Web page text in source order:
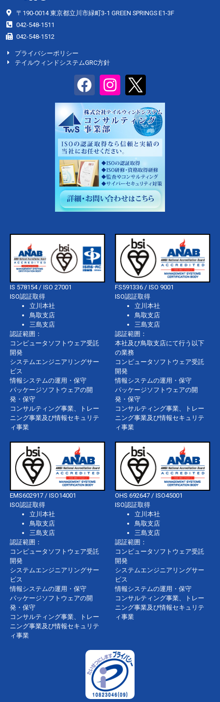
〒190-0014 東京都立川市緑町3-1 GREEN SPRINGS E1-3F
042-548-1511
042-548-1512
プライバシーポリシー
テイルウィンドシステムGRC方針
IS 578154 / ISO 27001
ISO認証取得
立川本社
鳥取支店
三島支店
認証範囲：
コンピュータソフトウェア受託
開発
システムエンジニアリングサー
ビス
情報システムの運用・保守
パッケージソフトウェアの開
発・保守
コンサルティング事業、トレー
ニング事業及び情報セキュリテ
ィ事業
FS591336 / ISO 9001
ISO認証取得
立川本社
鳥取支店
三島支店
認証範囲：
本社及び鳥取支店にて行う以下
の業務
コンピュータソフトウェア受託
開発
情報システムの運用・保守
パッケージソフトウェアの開
発・保守
コンサルティング事業、トレー
ニング事業及び情報セキュリテ
ィ事業
EMS602917 / ISO14001
ISO認証取得
立川本社
鳥取支店
三島支店
認証範囲：
コンピュータソフトウェア受託
開発
システムエンジニアリングサー
ビス
情報システムの運用・保守
パッケージソフトウェアの開
発・保守
コンサルティング事業、トレー
ニング事業及び情報セキュリテ
ィ事業
OHS 692647 / ISO45001
ISO認証取得
立川本社
鳥取支店
三島支店
認証範囲：
コンピュータソフトウェア受託
開発
システムエンジニアリングサー
ビス
情報システムの運用・保守
コンサルティング事業、トレー
ニング事業及び情報セキュリテ
ィ事業